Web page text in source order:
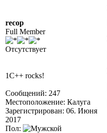
recop
Full Member
Отсутствует
1C++ rocks!
Сообщений: 247
Местоположение: Калуга
Зарегистрирован: 06. Июня
2017
Пол: